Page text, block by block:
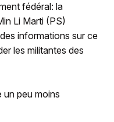
fédéral: la
Li Marti (PS)
informations sur ce
les militantes des
un peu moins